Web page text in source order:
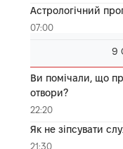
Астрологічний
07:00
9
Ви помічали, що
отвори?
22:20
Як не зіпсувати
21:30